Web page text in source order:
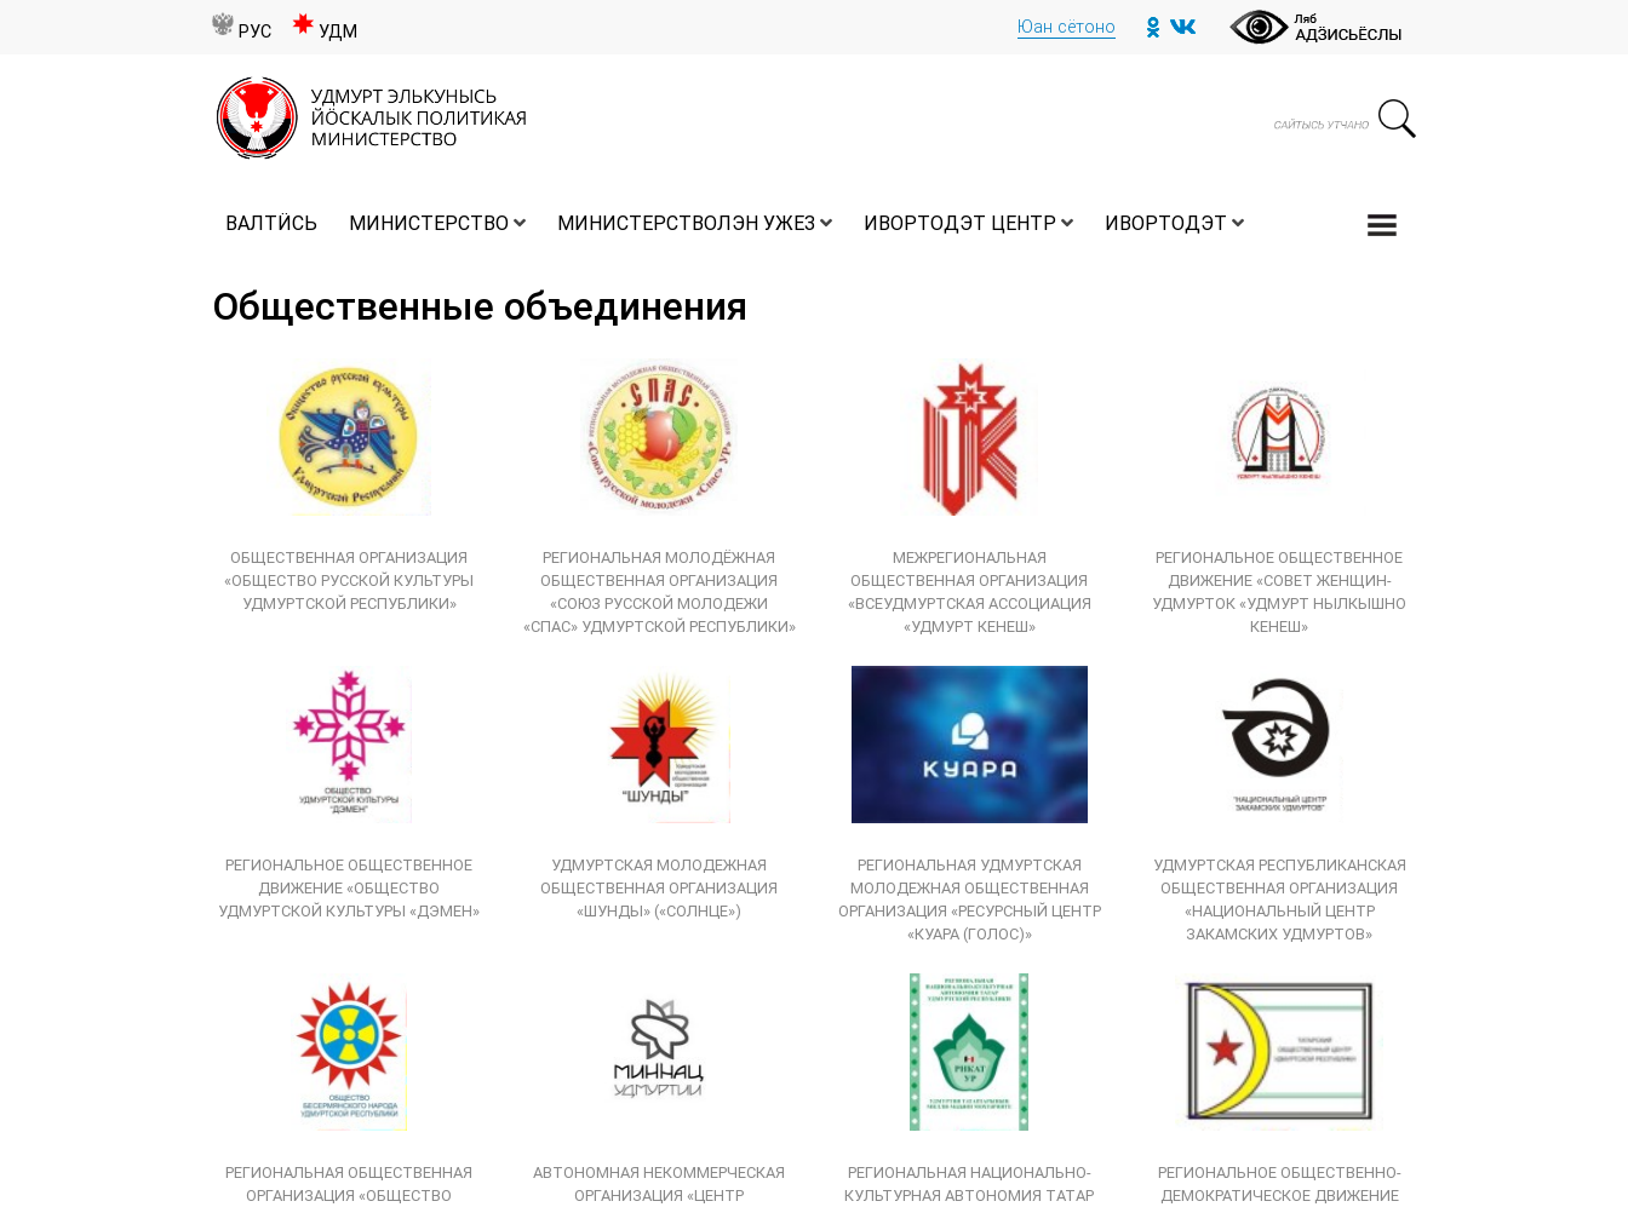
РУС УДМ Юан сётоно
ВАЛТӤСЬ МИНИСТЕРСТВО МИНИСТЕРСТВОЛЭН УЖЕЗ ИВОРТОДЭТ ЦЕНТР ИВОРТОДЭТ
Общественные объединения
ОБЩЕСТВЕННАЯ ОРГАНИЗАЦИЯ
«ОБЩЕСТВО РУССКОЙ КУЛЬТУРЫ
УДМУРТСКОЙ РЕСПУБЛИКИ»
РЕГИОНАЛЬНАЯ МОЛОДЁЖНАЯ
ОБЩЕСТВЕННАЯ ОРГАНИЗАЦИЯ
«СОЮЗ РУССКОЙ МОЛОДЕЖИ
«СПАС» УДМУРТСКОЙ РЕСПУБЛИКИ»
МЕЖРЕГИОНАЛЬНАЯ
ОБЩЕСТВЕННАЯ ОРГАНИЗАЦИЯ
«ВСЕУДМУРТСКАЯ АССОЦИАЦИЯ
«УДМУРТ КЕНЕШ»
РЕГИОНАЛЬНОЕ ОБЩЕСТВЕННОЕ
ДВИЖЕНИЕ «СОВЕТ ЖЕНЩИН-
УДМУРТОК «УДМУРТ НЫЛКЫШНО
КЕНЕШ»
РЕГИОНАЛЬНОЕ ОБЩЕСТВЕННОЕ
ДВИЖЕНИЕ «ОБЩЕСТВО
УДМУРТСКОЙ КУЛЬТУРЫ «ДЭМЕН»
УДМУРТСКАЯ МОЛОДЕЖНАЯ
ОБЩЕСТВЕННАЯ ОРГАНИЗАЦИЯ
«ШУНДЫ» («СОЛНЦЕ»)
РЕГИОНАЛЬНАЯ УДМУРТСКАЯ
МОЛОДЕЖНАЯ ОБЩЕСТВЕННАЯ
ОРГАНИЗАЦИЯ «РЕСУРСНЫЙ ЦЕНТР
«КУАРА (ГОЛОС)»
УДМУРТСКАЯ РЕСПУБЛИКАНСКАЯ
ОБЩЕСТВЕННАЯ ОРГАНИЗАЦИЯ
«НАЦИОНАЛЬНЫЙ ЦЕНТР
ЗАКАМСКИХ УДМУРТОВ»
РЕГИОНАЛЬНАЯ ОБЩЕСТВЕННАЯ
ОРГАНИЗАЦИЯ «ОБЩЕСТВО
АВТОНОМНАЯ НЕКОММЕРЧЕСКАЯ
ОРГАНИЗАЦИЯ «ЦЕНТР
РЕГИОНАЛЬНАЯ НАЦИОНАЛЬНО-
КУЛЬТУРНАЯ АВТОНОМИЯ ТАТАР
РЕГИОНАЛЬНОЕ ОБЩЕСТВЕННО-
ДЕМОКРАТИЧЕСКОЕ ДВИЖЕНИЕ